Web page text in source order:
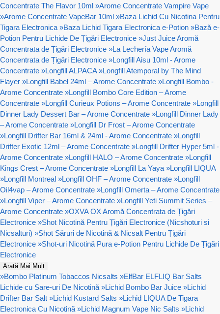
Concentrate The Flavor 10ml »Arome Concentrate Vampire Vape
»Arome Concentrate VapeBar 10ml »Baza Lichid Cu Nicotina Pentru
Tigara Electronica »Baza Lichid Tigara Electronica e-Potion »Bază e-
Potion Pentru Lichide De Țigări Electronice »Just Juice Aromă
Concentrata de Țigări Electronice »La Lechería Vape Aromă
Concentrata de Țigări Electronice »Longfill Aisu 10ml - Arome
Concentrate »Longfill ALPACA »Longfill Atemporal by The Mind
Flayer »Longfill Babel 24ml – Arome Concentrate »Longfill Bombo -
Arome Concentrate »Longfill Bombo Core Edition – Arome
Concentrate »Longfill Curieux Potions – Arome Concentrate »Longfill
Dinner Lady Dessert Bar – Arome Concentrate »Longfill Dinner Lady
– Arome Concentrate »Longfill Dr Frost – Arome Concentrate
»Longfill Drifter Bar 16ml & 24ml - Arome Concentrate »Longfill
Drifter Exotic 12ml – Arome Concentrate »Longfill Drifter Hyper 5ml -
Arome Concentrate »Longfill HALO – Arome Concentrate »Longfill
Kings Crest – Arome Concentrate »Longfill La Yaya »Longfill LIQUA
»Longfill Montreal »Longfill OHF – Arome Concentrate »Longfill
Oil4vap – Arome Concentrate »Longfill Omerta – Arome Concentrate
»Longfill Viper – Arome Concentrate »Longfill Yeti Summit Series –
Arome Concentrate »OXVA OX Aromă Concentrata de Țigări
Electronice »Shot Nicotină Pentru Țigări Electronice (Nicshoturi si
Nicsalturi) »Shot Săruri de Nicotină & Nicsalt Pentru Țigări
Electronice »Shot-uri Nicotină Pura e-Potion Pentru Lichide De Țigări
Electronice
Arată Mai Mult
»Bombo Platinum Tobaccos Nicsalts »ElfBar ELFLIQ Bar Salts
Lichide cu Sare-uri De Nicotină »Lichid Bombo Bar Juice »Lichid
Drifter Bar Salt »Lichid Kustard Salts »Lichid LIQUA De Tigara
Electronica Cu Nicotină »Lichid Magnum Vape Nic Salts »Lichid